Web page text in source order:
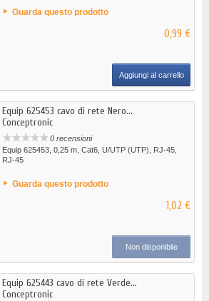
Guarda questo prodotto
0,99 €
Aggiungi al carrello
Equip 625453 cavo di rete Nero...
Conceptronic
0 recensioni
Equip 625453, 0,25 m, Cat6, U/UTP (UTP), RJ-45,
RJ-45
Guarda questo prodotto
1,02 €
Non disponibile
Equip 625443 cavo di rete Verde...
Conceptronic